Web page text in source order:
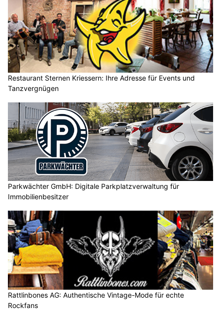
Restaurant Sternen Kriessern: Ihre Adresse für Events und
Tanzvergnügen
Parkwächter GmbH: Digitale Parkplatzverwaltung für
Immobilienbesitzer
Rattlinbones AG: Authentische Vintage-Mode für echte
Rockfans